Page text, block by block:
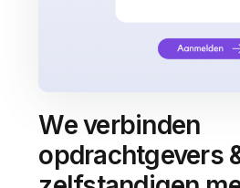
We verbinden
opdrachtgevers